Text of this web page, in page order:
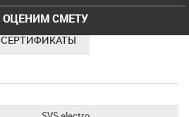
СЕРТИФИКАТЫ
ОЦЕНИМ СМЕТУ